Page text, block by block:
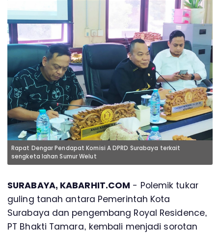
Rapat Dengar Pendapat Komisi A DPRD Surabaya terkait
sengketa lahan Sumur Welut
SURABAYA, KABARHIT.COM - Polemik tukar
guling tanah antara Pemerintah Kota
Surabaya dan pengembang Royal Residence,
PT Bhakti Tamara, kembali menjadi sorotan